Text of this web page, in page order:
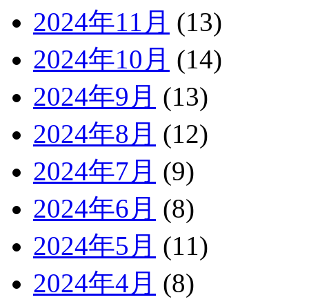
2024年11月 (13)
2024年10月 (14)
2024年9月 (13)
2024年8月 (12)
2024年7月 (9)
2024年6月 (8)
2024年5月 (11)
2024年4月 (8)